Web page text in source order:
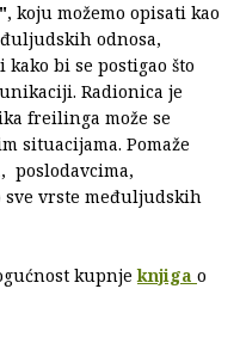
, koju možemo opisati kao
odnosa,
bi se postigao što
Radionica je
freilinga može se
situacijama. Pomaže
poslodavcima,
vrste međuljudskih
kupnjeknjiga o